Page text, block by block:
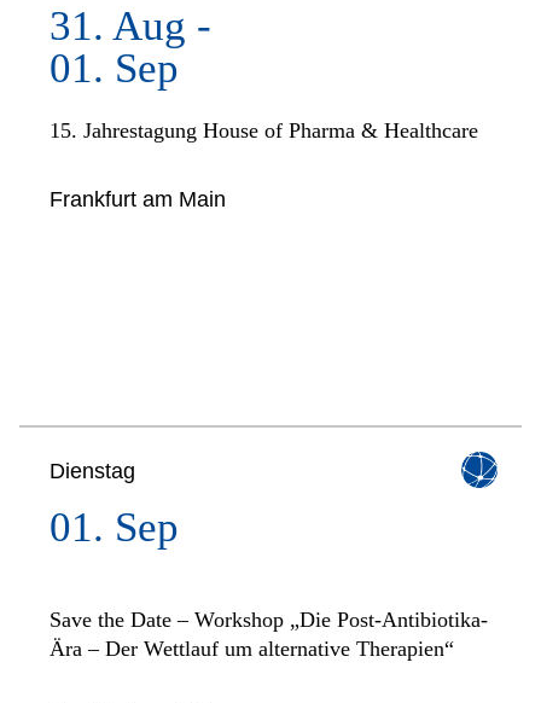
31. Aug -
01. Sep
15. Jahrestagung House of Pharma & Healthcare
Frankfurt am Main
Dienstag
01. Sep
Save the Date – Workshop „Die Post-Antibiotika-
Ära – Der Wettlauf um alternative Therapien“